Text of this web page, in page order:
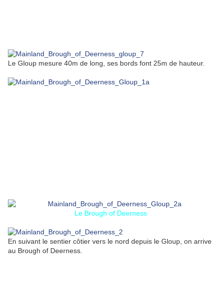
Le Gloup mesure 40m de long, ses bords font 25m de hauteur.
Le Brough of Deerness
En suivant le sentier côtier vers le nord depuis le Gloup, on arrive
au Brough of Deerness.